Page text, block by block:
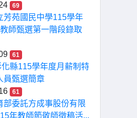
69
芳苑國民中學115學年
師甄選第一階段錄取
61
化縣115學年度月薪制特
員甄選簡章
61
部委託方成事股份有限
年教師節敬師徵稿活...